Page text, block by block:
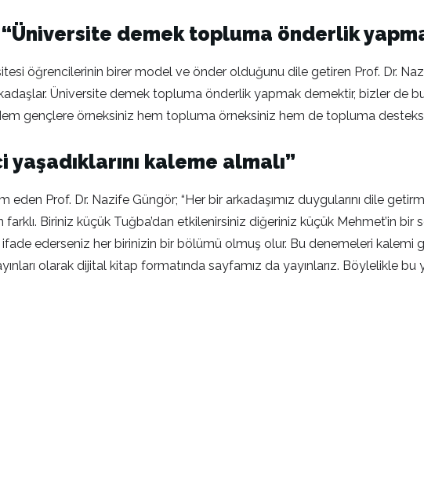
“Üniversite demek topluma önderlik
öğrencilerinin birer model ve önder olduğunu dile getiren Prof. Dr.
Üniversite demek topluma önderlik yapmak demektir, bizler de
gençlere örneksiniz hem topluma örneksiniz hem de topluma
kaleme almalı”
Prof. Dr. Nazife Güngör; “Her bir arkadaşımız duygularını dile
Biriniz küçük Tuğba’dan etkilenirsiniz diğeriniz küçük Mehmet’in bir
ederseniz her birinizin bir bölümü olmuş olur. Bu denemeleri kalemi
olarak dijital kitap formatında sayfamız da yayınlarız. Böylelikle bu